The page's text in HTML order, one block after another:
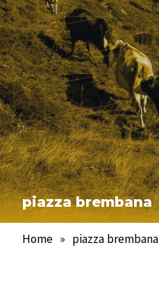
piazza brembana
Home » piazza brembana